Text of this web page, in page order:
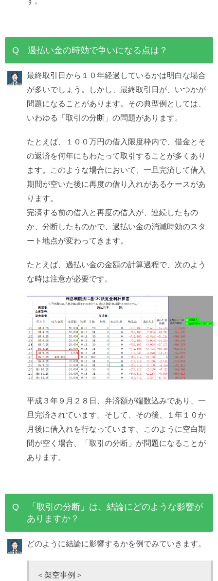
Q 過払い金の時効で争いになる点は？
最終取引日から１０年経過しているかは明白な場合
が多いでしょう。しかし、最終取引日が、いつかが
問題になることがあります。その典型例としては、
いわゆる「取引の分断」の問題があります。
たとえば、１００万円の借入限度枠内で、借金とそ
の返済を何年にもわたって取引することが多くあり
ます。このような場合において、一旦完済して借入
期間が空いた後に再度の借り入れがあるケースがあ
ります。
完済する前の借入と再度の借入が、連続したもの
か、分断したものかで、過払い金の消滅時効のスタ
ート地点が変わってきます。
たとえば、過払い金の金額の計算過程で、次のよう
な時は注意が必要です。
平成３年９月２８日、弁済額が端数込みであり、一
旦完済されています。そして、その後、１年１０か
月後に借入れを行なっています。このように空白期
間が空く場合、「取引の分断」が問題になることが
あります。
Q 「取引の分断」は、結論にどのような影響が
ありますか？
どのように結論に影響するかを例でみていきます。
＜架空事例＞